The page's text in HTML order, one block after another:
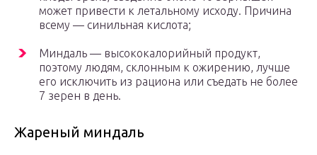
может привести к летальному исходу. Причина
всему — синильная кислота;
Миндаль — высококалорийный продукт,
поэтому людям, склонным к ожирению, лучше
его исключить из рациона или съедать не более
7 зерен в день.
Жареный миндаль